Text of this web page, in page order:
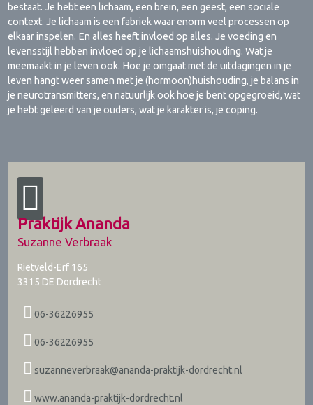
bestaat. Je hebt een lichaam, een brein, een geest, een sociale
context. Je lichaam is een fabriek waar enorm veel processen op
elkaar inspelen. En alles heeft invloed op alles. Je voeding en
levensstijl hebben invloed op je lichaamshuishouding. Wat je
meemaakt in je leven ook. Hoe je omgaat met de uitdagingen in je
leven hangt weer samen met je (hormoon)huishouding, je balans in
je neurotransmitters, en natuurlijk ook hoe je bent opgegroeid, wat
je hebt geleerd van je ouders, wat je karakter is, je coping.
Praktijk Ananda
Suzanne Verbraak
Rietveld-Erf 165
3315 DE Dordrecht
06-36226955
06-36226955
suzanneverbraak@ananda-praktijk-dordrecht.nl
www.ananda-praktijk-dordrecht.nl